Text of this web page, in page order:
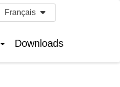
Français
Downloads